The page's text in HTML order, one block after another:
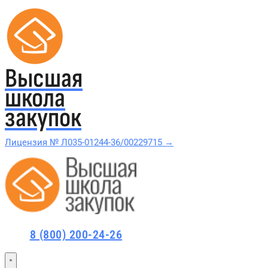
Высшая
школа
закупок
Лицензия № Л035-01244-36/00229715 →
Проверить в реестре Рособрнадзора →
Курсы по 44-ФЗ
8 (800) 200-24-26